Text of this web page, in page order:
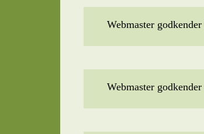
Webmaster
Webmaster